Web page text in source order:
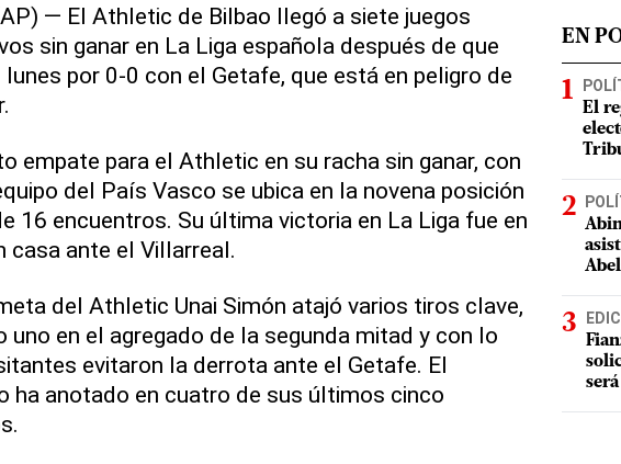
— El Athletic de Bilbao llegó a siete juegos
sin ganar en La Liga española después de que
por 0-0 con el Getafe, que está en peligro de
empate para el Athletic en su racha sin ganar, con
del País Vasco se ubica en la novena posición
16 encuentros. Su última victoria en La Liga fue en
casa ante el Villarreal.
del Athletic Unai Simón atajó varios tiros clave,
uno en el agregado de la segunda mitad y con lo
evitaron la derrota ante el Getafe. El
ha anotado en cuatro de sus últimos cinco
EN
El